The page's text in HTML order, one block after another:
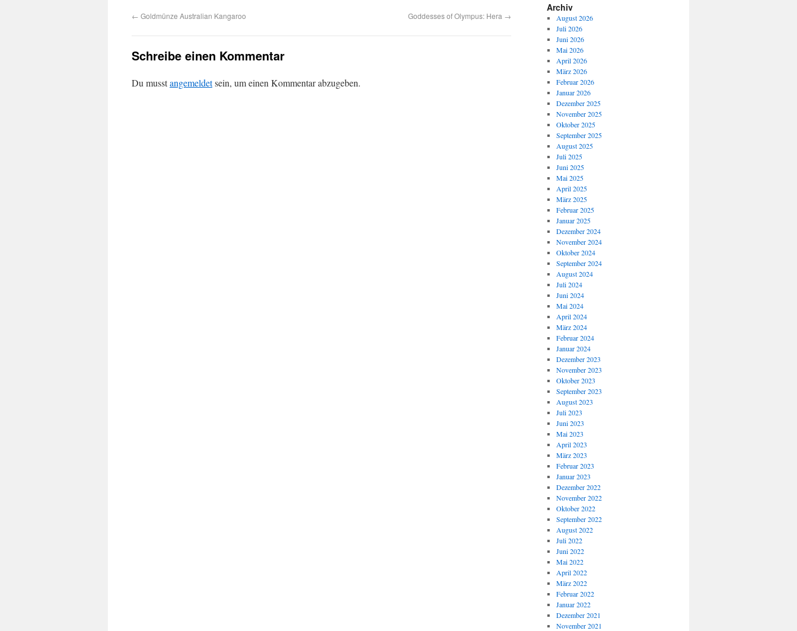
← Goldmünze Australian Kangaroo Goddesses of Olympus: Hera →
Schreibe einen Kommentar
Du musstangemeldetsein, um einen Kommentar abzugeben.
Archiv
August 2026
Juli 2026
Juni 2026
Mai 2026
April 2026
März 2026
Februar 2026
Januar 2026
Dezember 2025
November 2025
Oktober 2025
September 2025
August 2025
Juli 2025
Juni 2025
Mai 2025
April 2025
März 2025
Februar 2025
Januar 2025
Dezember 2024
November 2024
Oktober 2024
September 2024
August 2024
Juli 2024
Juni 2024
Mai 2024
April 2024
März 2024
Februar 2024
Januar 2024
Dezember 2023
November 2023
Oktober 2023
September 2023
August 2023
Juli 2023
Juni 2023
Mai 2023
April 2023
März 2023
Februar 2023
Januar 2023
Dezember 2022
November 2022
Oktober 2022
September 2022
August 2022
Juli 2022
Juni 2022
Mai 2022
April 2022
März 2022
Februar 2022
Januar 2022
Dezember 2021
November 2021